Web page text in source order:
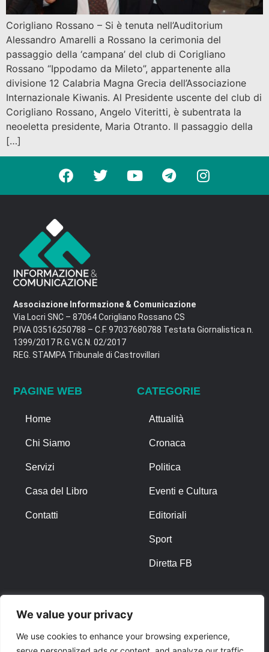
We value your privacy
We use cookies to enhance your browsing experience,
Corigliano Rossano – Si è tenuta nell’Auditorium
Alessandro Amarelli a Rossano la cerimonia del
passaggio della ‘campana’ del club di Corigliano
Rossano “Ippodamo da Mileto”, appartenente alla
divisione 12 Calabria Magna Grecia dell’Associazione
Internazionale Kiwanis. Al Presidente uscente del club di
Corigliano Rossano, Angelo Viteritti, è subentrata la
neoeletta presidente, Maria Otranto. Il passaggio della
[…]
Associazione Informazione & Comunicazione
Via Locri SNC – 87064 Corigliano Rossano CS
P.IVA 03516250788 – C.F. 97037680788 Testata Giornalistica n.
1399/2017 R.G.V.G.N. 02/2017
REG. STAMPA Tribunale di Castrovillari
PAGINE WEB
Home
Chi Siamo
Servizi
Casa del Libro
Contatti
CATEGORIE
Attualità
Cronaca
Politica
Eventi e Cultura
Editoriali
Sport
Diretta FB